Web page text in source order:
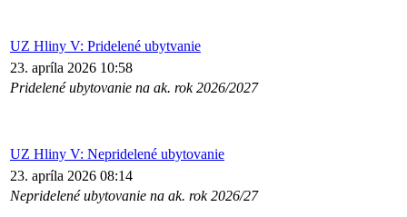
UZ Hliny V: Pridelené ubytvanie
23. apríla 2026 10:58
Pridelené ubytovanie na ak. rok 2026/2027
UZ Hliny V: Nepridelené ubytovanie
23. apríla 2026 08:14
Nepridelené ubytovanie na ak. rok 2026/27